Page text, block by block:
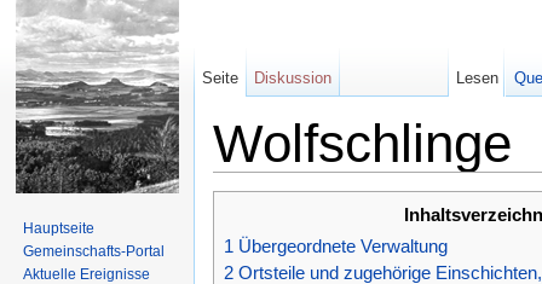
Wolfschlinge
1 Übergeordnete Verwaltung
2 Ortsteile und zugehörige
Seite Diskussion Lesen
Hauptseite
Gemeinschafts-Portal
Aktuelle Ereignisse